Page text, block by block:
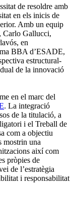
de resoldre amb
en els inicis de
Amb un equip
Carlo Gallucci,
en
BBA d’ESADE,
estructural-
de la innovació
en el marc del
. La integració
de la titulació, a
i el Treball de
com a objectiu
mostrin una
així com
pròpies de
de l’estratègia
i responsabilitat